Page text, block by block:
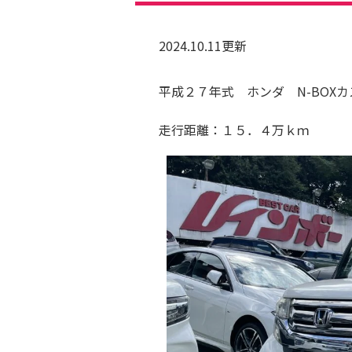
2024.10.11更新
平成２７年式 ホンダ N-BOXカ
走行距離：１５．４万ｋｍ